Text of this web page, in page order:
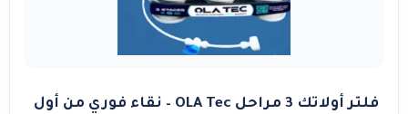
فلتر أولاتك 3 مراحل OLA Tec – نقاء فوري من أول